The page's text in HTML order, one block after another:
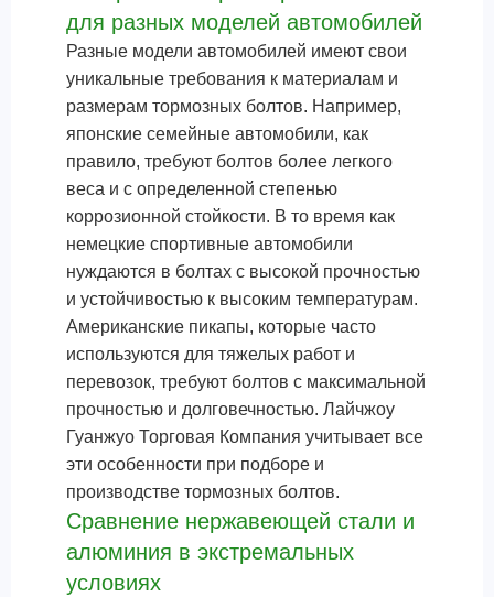
для разных моделей автомобилей
Разные модели автомобилей имеют свои
уникальные требования к материалам и
размерам тормозных болтов. Например,
японские семейные автомобили, как
правило, требуют болтов более легкого
веса и с определенной степенью
коррозионной стойкости. В то время как
немецкие спортивные автомобили
нуждаются в болтах с высокой прочностью
и устойчивостью к высоким температурам.
Американские пикапы, которые часто
используются для тяжелых работ и
перевозок, требуют болтов с максимальной
прочностью и долговечностью. Лайчжоу
Гуанжуо Торговая Компания учитывает все
эти особенности при подборе и
производстве тормозных болтов.
Сравнение нержавеющей стали и
алюминия в экстремальных
условиях